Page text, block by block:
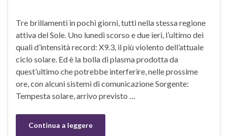
Tre brillamenti in pochi giorni, tutti nella stessa regione
attiva del Sole. Uno lunedì scorso e due ieri, l’ultimo dei
quali d’intensità record: X9.3, il più violento dell’attuale
ciclo solare. Ed è la bolla di plasma prodotta da
quest’ultimo che potrebbe interferire, nelle prossime
ore, con alcuni sistemi di comunicazione Sorgente:
Tempesta solare, arrivo previsto …
Continua a leggere